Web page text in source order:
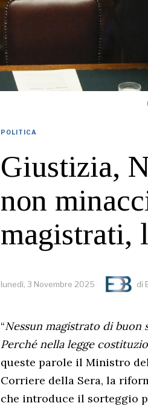
POLITICA
Giustizia,
non
magistrati,
lunedì, 3 Novembre 2025 di
“Nessun magistrato di buon
Perché nella legge
queste parole il Ministro
Corriere della Sera, la
che introduce il sorteggio